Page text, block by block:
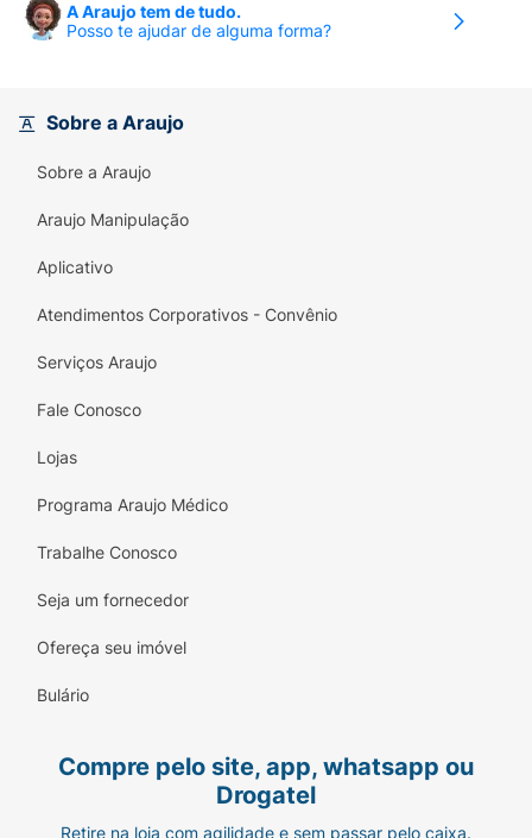
A Araujo tem de tudo.
Posso te ajudar de alguma forma?
Sobre a Araujo
Sobre a Araujo
Araujo Manipulação
Aplicativo
Atendimentos Corporativos - Convênio
Serviços Araujo
Fale Conosco
Lojas
Programa Araujo Médico
Trabalhe Conosco
Seja um fornecedor
Ofereça seu imóvel
Bulário
Compre pelo site, app, whatsapp ou
Drogatel
Retire na loja com agilidade e sem passar pelo caixa.